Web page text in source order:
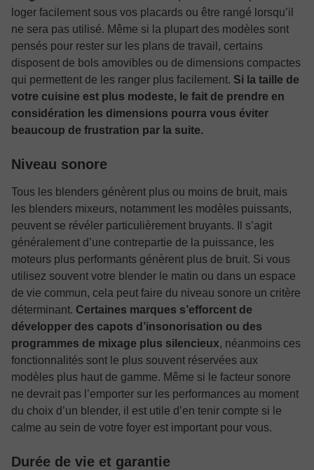
loger facilement sous vos placards ou être rangé lorsqu’il
ne sera pas utilisé. Même si la plupart des modèles sont
pensés pour rester sur les plans de travail, certains
disposent de bols amovibles ou de dimensions compactes
qui permettent de les ranger plus facilement. Si la taille de
votre cuisine est plus modeste, le fait de prendre en
considération les dimensions pourra vous éviter
beaucoup de frustration par la suite.
Niveau sonore
Tous les blenders génèrent plus ou moins de bruit, mais
les blenders mixeurs, notamment les modèles puissants,
peuvent se révéler particulièrement bruyants. Il s’agit
généralement d’une contrepartie de la puissance, les
moteurs plus performants génèrent plus de bruit. Si vous
utilisez souvent votre blender le matin ou dans un espace
de vie commun, cela peut faire du niveau sonore un critère
déterminant. Certaines marques s’efforcent de
développer des capots d’insonorisation ou des
programmes de mixage plus silencieux, néanmoins ces
fonctionnalités sont le plus souvent réservées aux
modèles plus haut de gamme. Même si le facteur sonore
ne devrait pas l’emporter sur les performances au moment
du choix d’un blender, il est utile d’en tenir compte si le
calme au sein de votre foyer est important pour vous.
Durée de vie et garantie